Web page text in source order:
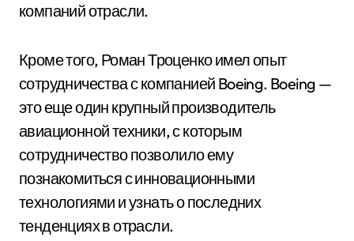
компаний отрасли.
Кроме того, Роман Троценко имел опыт
сотрудничества с компанией Boeing. Boeing —
это еще один крупный производитель
авиационной техники, с которым
сотрудничество позволило ему
познакомиться с инновационными
технологиями и узнать о последних
тенденциях в отрасли.